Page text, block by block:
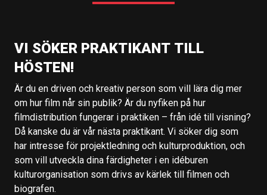
VI SÖKER PRAKTIKANT TILL
HÖSTEN!
Är du en driven och kreativ person som vill lära dig mer
om hur film når sin publik? Är du nyfiken på hur
filmdistribution fungerar i praktiken – från idé till visning?
Då kanske du är vår nästa praktikant. Vi söker dig som
har intresse för projektledning och kulturproduktion, och
som vill utveckla dina färdigheter i en idéburen
kulturorganisation som drivs av kärlek till filmen och
biografen.